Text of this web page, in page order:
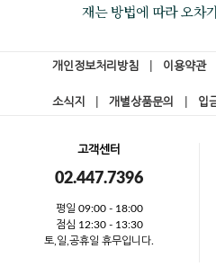
재는 방법에 따라 오차
개인정보처리방침 이용약관
소식지 개별상품문의 입
고객센터
02.447.7396
평일 09:00 - 18:00
점심 12:30 - 13:30
토,일,공휴일 휴무입니다.